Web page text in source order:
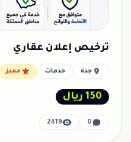
ترخيص إعلان عقاري
جدة خدمات مميز
150 ريال
0
2419